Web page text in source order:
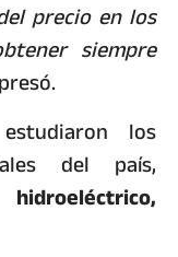
precio en los
siempre
los
del país,